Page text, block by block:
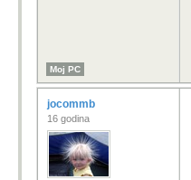
Moj PC
jocommb
16 godina